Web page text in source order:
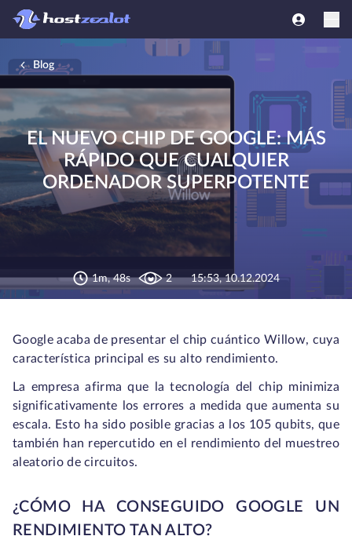
Blog
EL NUEVO CHIP DE GOOGLE: MÁS
RÁPIDO QUE CUALQUIER
ORDENADOR SUPERPOTENTE
1m, 48s 2 15:53, 10.12.2024
Google acaba de presentar el chip cuántico Willow, cuya
característica principal es su alto rendimiento.
La empresa afirma que la tecnología del chip minimiza
significativamente los errores a medida que aumenta su
escala. Esto ha sido posible gracias a los 105 qubits, que
también han repercutido en el rendimiento del muestreo
aleatorio de circuitos.
¿CÓMO HA CONSEGUIDO GOOGLE UN
RENDIMIENTO TAN ALTO?